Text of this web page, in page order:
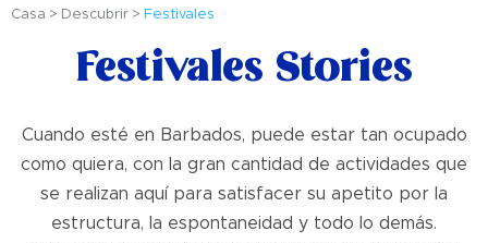
Casa Descubrir Festivales
Festivales Stories
Cuando esté en Barbados, puede estar tan ocupado
como quiera, con la gran cantidad de actividades que
se realizan aquí para satisfacer su apetito por la
estructura, la espontaneidad y todo lo demás.